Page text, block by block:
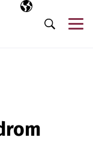
Ausgewählte
DE
Suche